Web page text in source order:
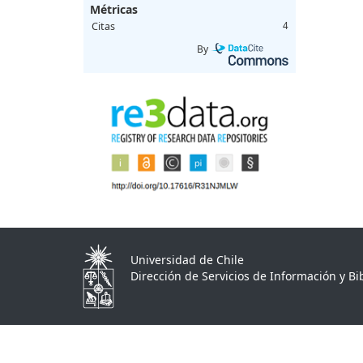
Métricas
Citas 4
By
Universidad de Chile
Dirección de Servicios de Información y